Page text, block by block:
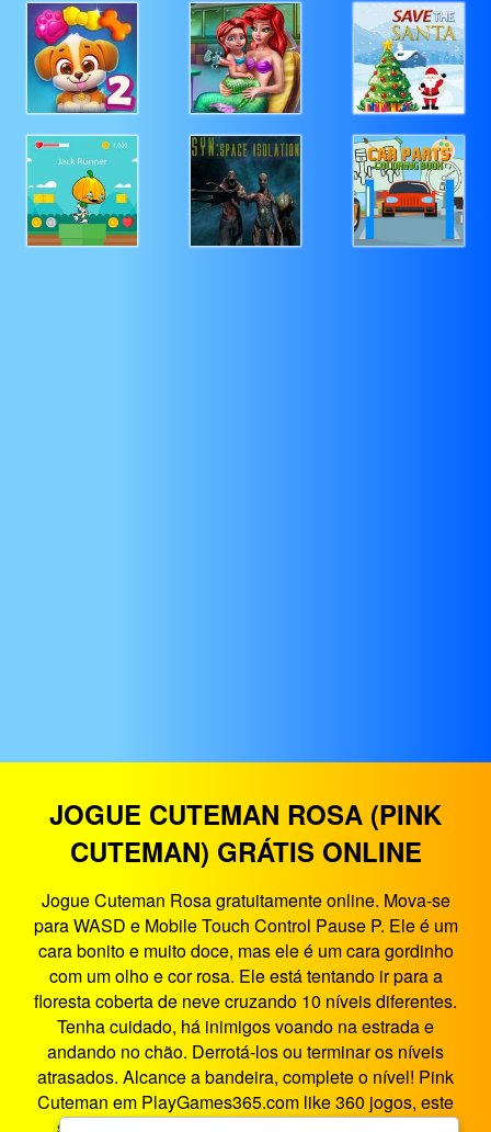
JOGUE CUTEMAN ROSA (PINK
CUTEMAN) GRÁTIS ONLINE
Jogue Cuteman Rosa gratuitamente online. Mova-se
para WASD e Mobile Touch Control Pause P. Ele é um
cara bonito e muito doce, mas ele é um cara gordinho
com um olho e cor rosa. Ele está tentando ir para a
floresta coberta de neve cruzando 10 níveis diferentes.
Tenha cuidado, há inimigos voando na estrada e
andando no chão. Derrotá-los ou terminar os níveis
atrasados. Alcance a bandeira, complete o nível! Pink
Cuteman em PlayGames365.com like 360 jogos, este